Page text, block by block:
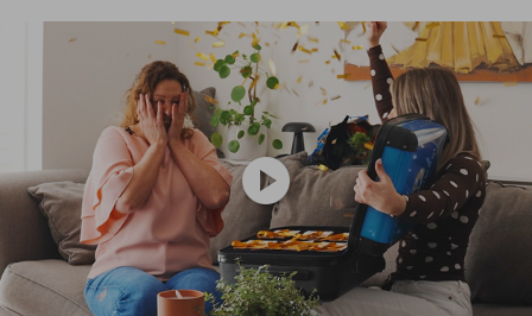
play_circle